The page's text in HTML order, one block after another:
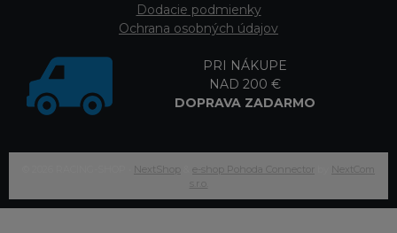
Dodacie podmienky
Ochrana osobných údajov
PRI NÁKUPE
NAD 200 €
DOPRAVA ZADARMO
NextShop e-shop Pohoda Connector
NextCom